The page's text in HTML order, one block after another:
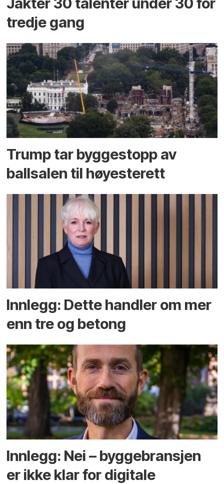
tredje gang
Trump tar byggestopp av
ballsalen til høyesterett
Innlegg: Dette handler om mer
enn tre og betong
Innlegg: Nei – byggebransjen
er ikke klar for digitale